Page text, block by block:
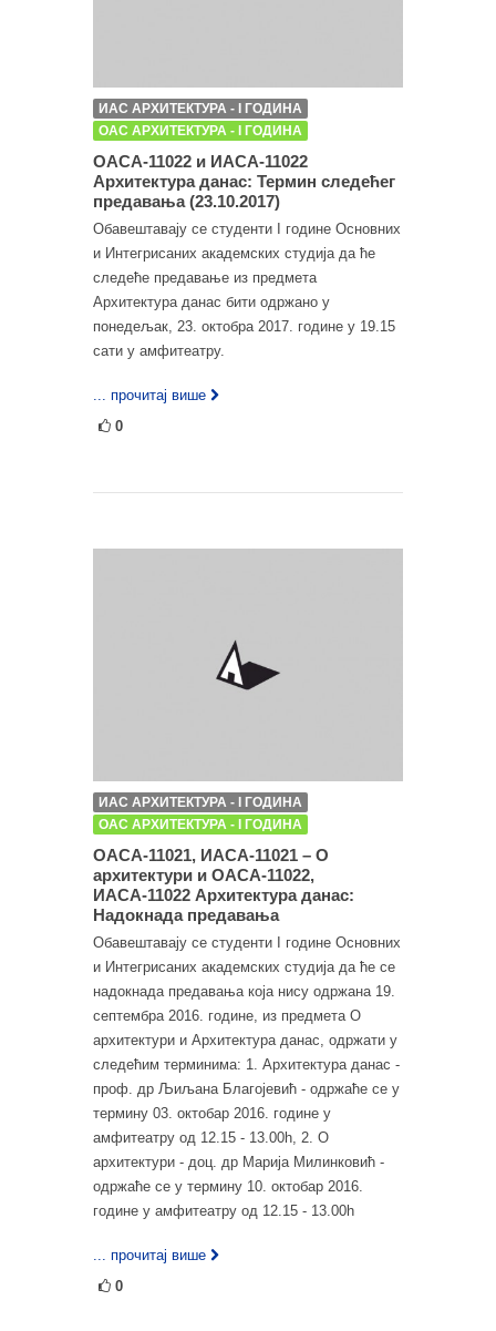
ИАС АРХИТЕКТУРА - I ГОДИНА
ОАС АРХИТЕКТУРА - I ГОДИНА
ОАСА-11022 и ИАСА-11022
Архитектура данас: Термин следећег
предавања (23.10.2017)
Обавештавају се студенти I године Основних
и Интегрисаних академских студија да ће
следеће предавање из предмета
Архитектура данас бити одржано у
понедељак, 23. октобра 2017. године у 19.15
сати у амфитеатру.
... прочитај више
0
ИАС АРХИТЕКТУРА - I ГОДИНА
ОАС АРХИТЕКТУРА - I ГОДИНА
ОАСА-11021, ИАСА-11021 – О
архитектури и ОАСА-11022,
ИАСА-11022 Архитектура данас:
Надокнада предавања
Обавештавају се студенти I године Основних
и Интегрисаних академских студија да ће се
надокнада предавања која нису одржана 19.
септембра 2016. године, из предмета О
архитектури и Архитектура данас, одржати у
следећим терминима: 1. Архитектура данас -
проф. др Љиљана Благојевић - одржаће се у
термину 03. октобар 2016. године у
амфитеатру од 12.15 - 13.00h, 2. О
архитектури - доц. др Марија Милинковић -
одржаће се у термину 10. октобар 2016.
године у амфитеатру од 12.15 - 13.00h
... прочитај више
0